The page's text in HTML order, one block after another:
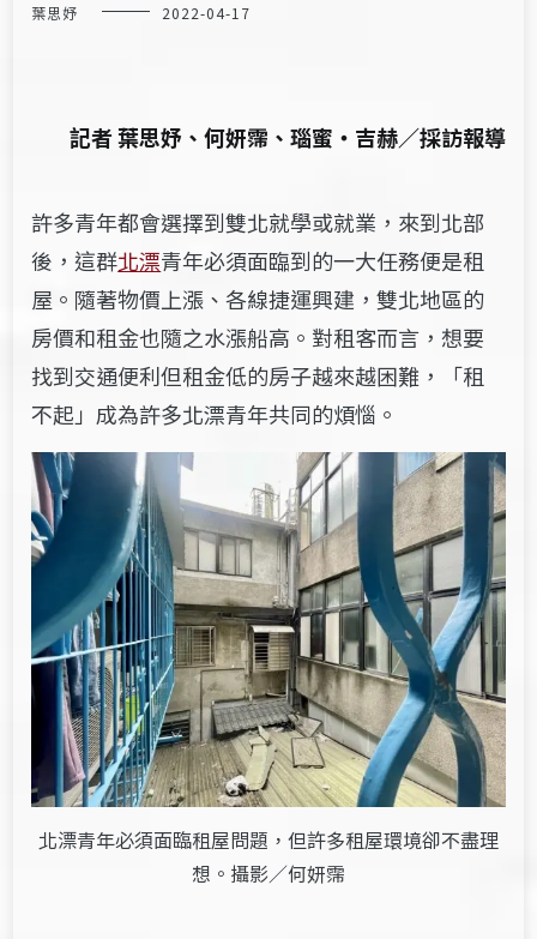
葉思妤 2022-04-17
記者 葉思妤、何妍霈、瑙蜜・吉赫／採訪報導
許多青年都會選擇到雙北就學或就業，來到北部
後，這群北漂青年必須面臨到的一大任務便是租
屋。隨著物價上漲、各線捷運興建，雙北地區的
房價和租金也隨之水漲船高。對租客而言，想要
找到交通便利但租金低的房子越來越困難，「租
不起」成為許多北漂青年共同的煩惱。
北漂青年必須面臨租屋問題，但許多租屋環境卻不盡理
想。攝影／何妍霈